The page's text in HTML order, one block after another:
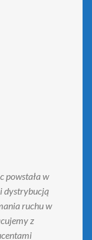
powstała w
dystrybucją
ruchu w
z